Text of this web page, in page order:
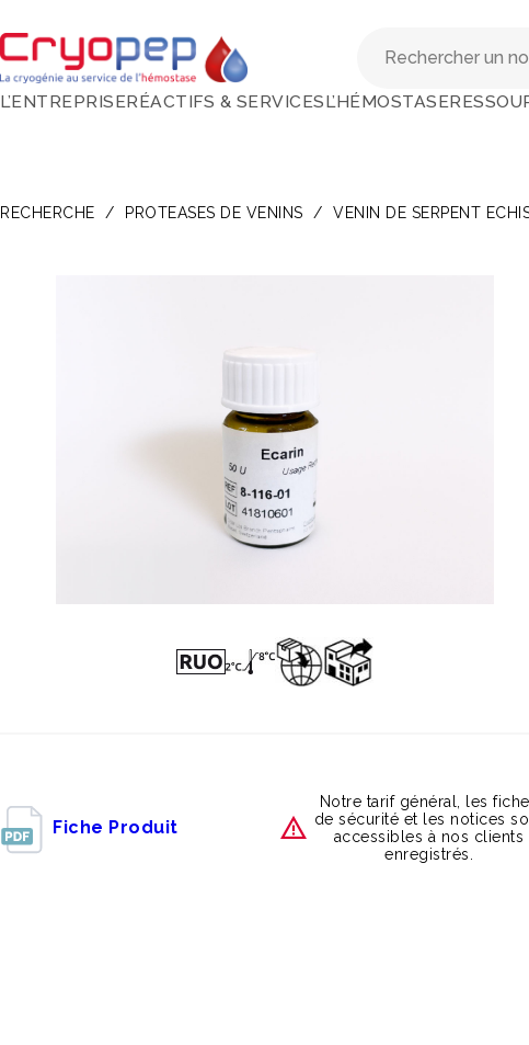
L’ENTREPRISERÉACTIFS & SERVICESL’HÉMOSTASE
RECHERCHE / PROTEASES DE VENINS / VENIN DE SERPENT
Fiche Produit
Notre tarif général, les
de sécurité et les notices
accessibles à nos clients
enregistrés.